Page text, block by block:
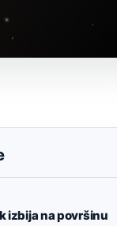
izbija na površinu